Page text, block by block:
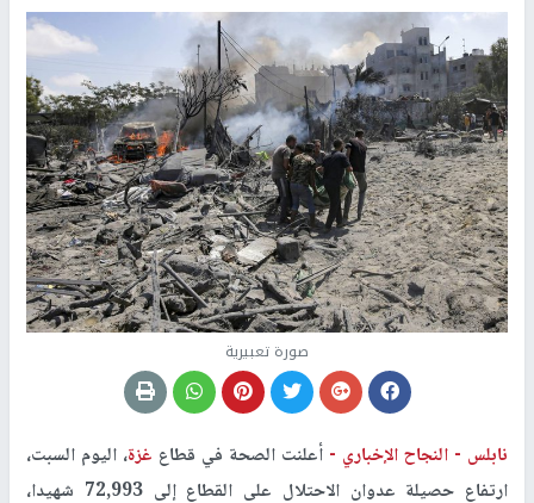
صورة تعبيرية
نابلس - النجاح الإخباري - أعلنت الصحة في قطاع غزة، اليوم السبت،
ارتفاع حصيلة عدوان الاحتلال على القطاع إلى 72,993 شهيدا،